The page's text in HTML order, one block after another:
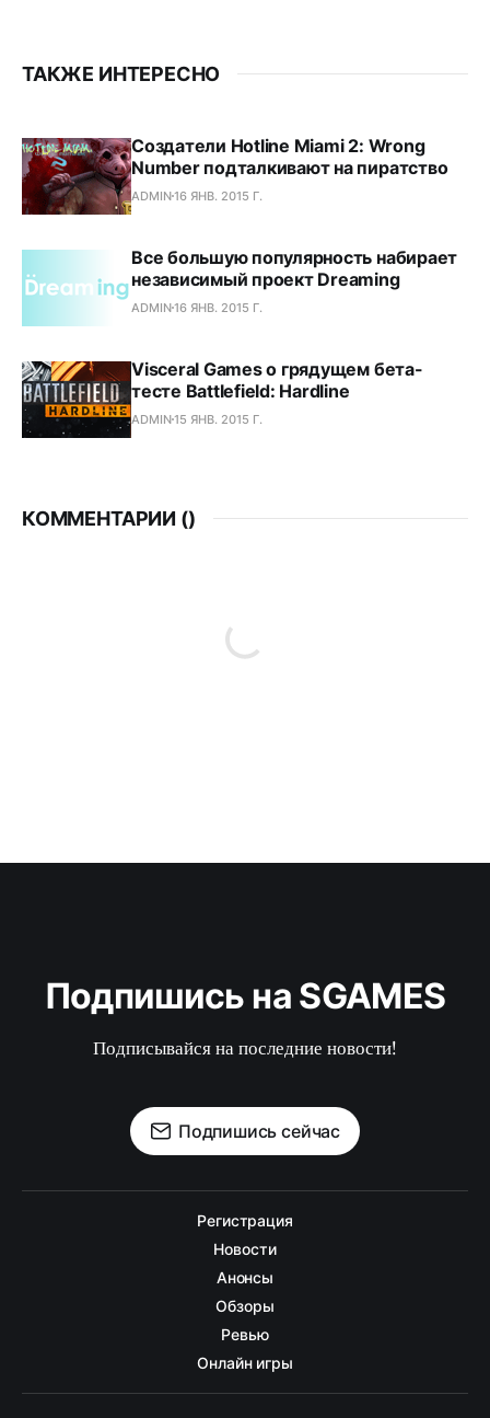
ТАКЖЕ ИНТЕРЕСНО
Создатели Hotline Miami 2: Wrong
Number подталкивают на пиратство
ADMIN16 ЯНВ. 2015 Г.
Все большую популярность набирает
независимый проект Dreaming
ADMIN16 ЯНВ. 2015 Г.
Visceral Games о грядущем бета-
тесте Battlefield: Hardline
ADMIN15 ЯНВ. 2015 Г.
КОММЕНТАРИИ ()
Подпишись на SGAMES
Подписывайся на последние новости!
Подпишись сейчас
Регистрация
Новости
Анонсы
Обзоры
Ревью
Онлайн игры